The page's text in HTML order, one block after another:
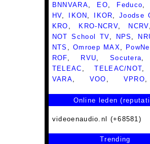
BNNVARA, EO, Feduco,
HV, IKON , IKOR,Joodse
KRO , KRO-NCRV, NCRV
NOT School TV, NPS ,
NTS ,Omroep MAX,
ROF, RVU, Socutera
TELEAC ,TELEAC/NOT
VARA, VOO , VPRO
Online leden
videoenaudio.nl (+68581)
Trending